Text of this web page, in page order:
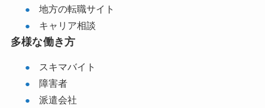
地方の転職サイト
キャリア相談
多様な働き方
スキマバイト
障害者
派遣会社